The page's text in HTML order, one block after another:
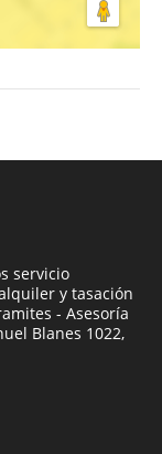
servicio
y tasación
- Asesoría
Blanes 1022,